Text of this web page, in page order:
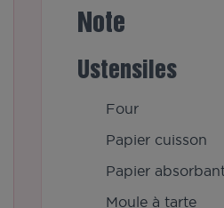
Note
Ustensiles
Four
Papier cuisson
Papier
Moule à tarte